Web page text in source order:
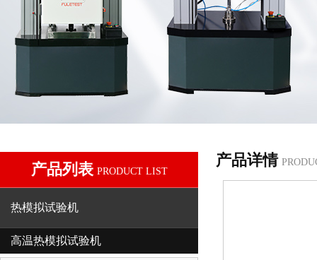
产品列表 PRODUCT LIST
热模拟试验机
高温热模拟试验机
产品详情